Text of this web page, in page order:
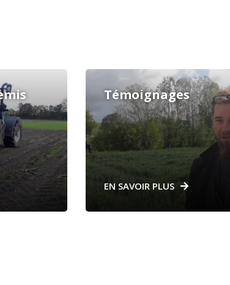
Témoignages
EN SAVOIR PLUS